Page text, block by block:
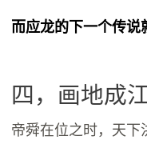
而应龙的下一个传说
四，画地成
帝舜在位之时，天下